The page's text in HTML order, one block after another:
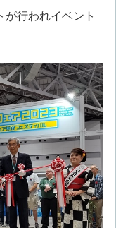
行われイベント